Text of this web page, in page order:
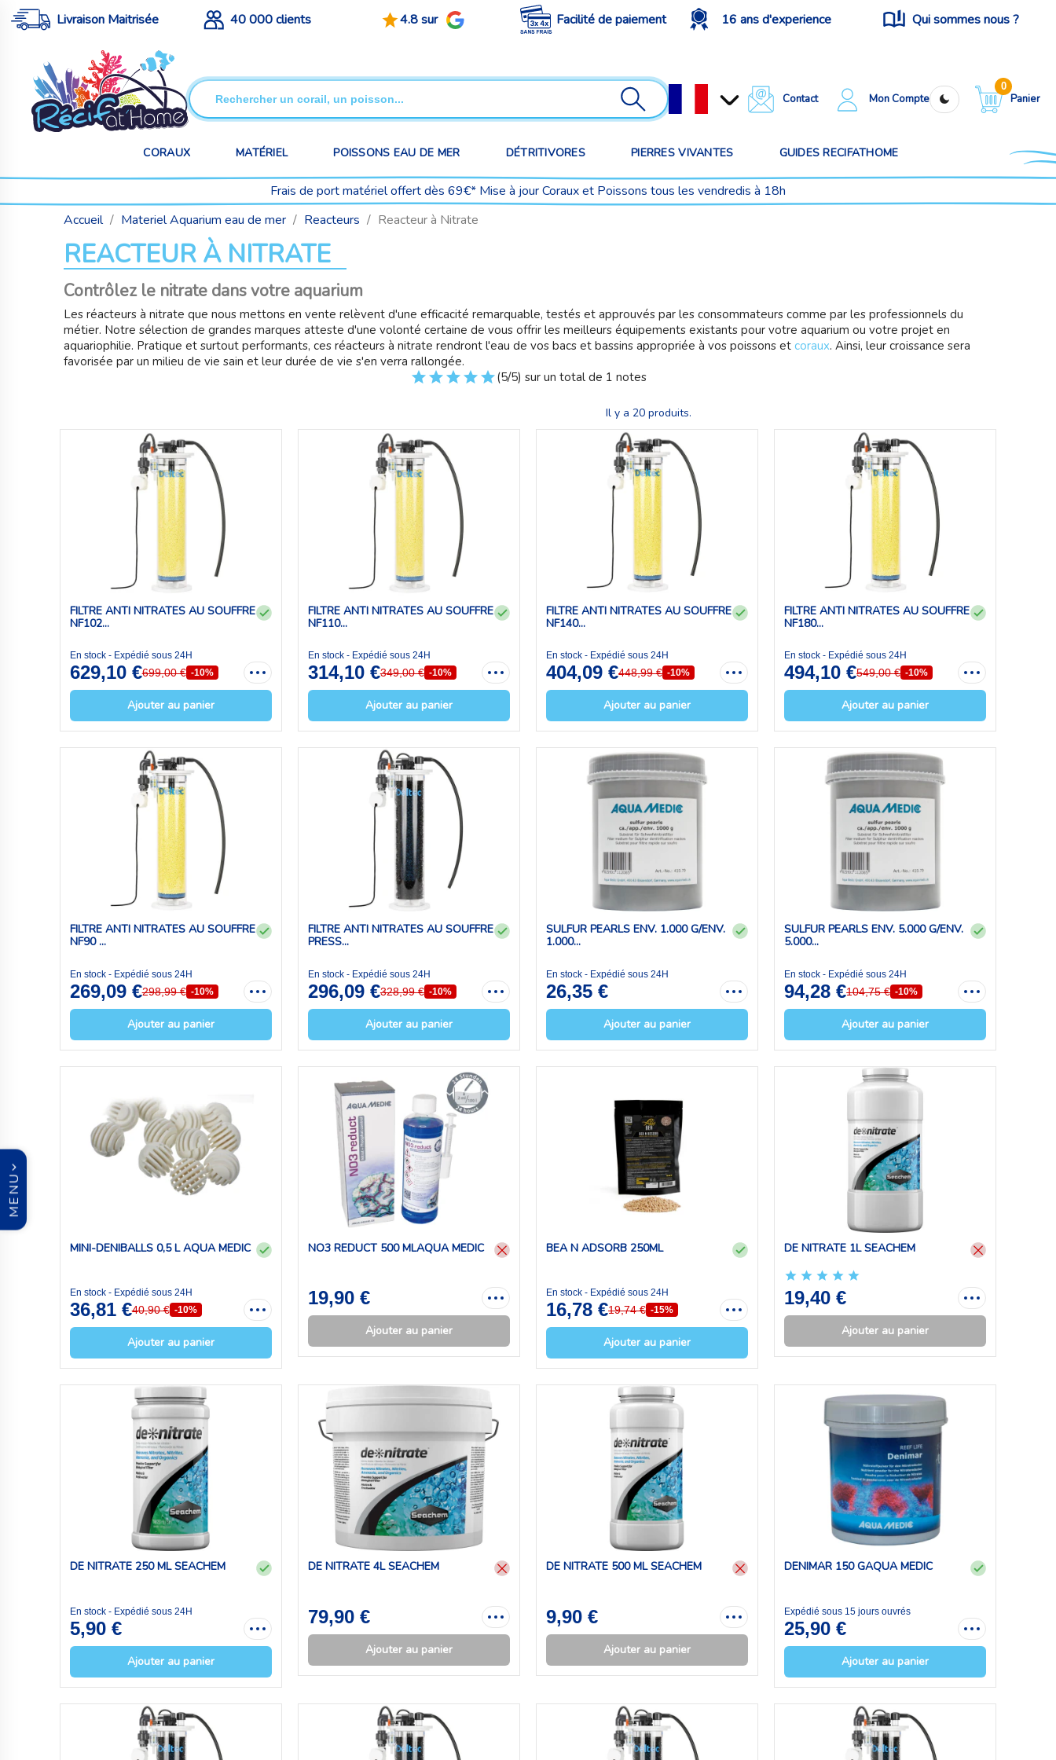
Livraison Maitrisée 40 000 clients 4.8 sur Facilité de paiement 16 ans d'experience Qui sommes nous ?
Contact Mon Compte
0
Panier
CORAUX MATÉRIEL POISSONS EAU DE MER DÉTRITIVORES PIERRES VIVANTES GUIDES RECIFATHOME
Frais de port matériel offert dès 69€* Mise à jour Coraux et Poissons tous les vendredis à 18h
Accueil
Materiel Aquarium eau de mer Reacteurs Reacteur à Nitrate
REACTEUR À NITRATE
Contrôlez le nitrate dans votre aquarium
Les réacteurs à nitrate que nous mettons en vente relèvent d'une efficacité remarquable, testés et approuvés par les consommateurs comme par les professionnels du
métier. Notre sélection de grandes marques atteste d'une volonté certaine de vous offrir les meilleurs équipements existants pour votre aquarium ou votre projet en
aquariophilie. Pratique et surtout performants, ces réacteurs à nitrate rendront l'eau de vos bacs et bassins appropriée à vos poissons et coraux. Ainsi, leur croissance sera
favorisée par un milieu de vie sain et leur durée de vie s'en verra rallongée.
(5/5) sur un total de 1 notes
Il y a 20 produits.
FILTRE ANTI NITRATES AU SOUFFRE
NF102...
En stock - Expédié sous 24H
629,10 €699,00 € -10%
Ajouter au panier
FILTRE ANTI NITRATES AU SOUFFRE
NF110...
En stock - Expédié sous 24H
314,10 €349,00 € -10%
Ajouter au panier
FILTRE ANTI NITRATES AU SOUFFRE
NF140...
En stock - Expédié sous 24H
404,09 €448,99 € -10%
Ajouter au panier
FILTRE ANTI NITRATES AU SOUFFRE
NF180...
En stock - Expédié sous 24H
494,10 €549,00 € -10%
Ajouter au panier
FILTRE ANTI NITRATES AU SOUFFRE
NF90 ...
En stock - Expédié sous 24H
269,09 €298,99 € -10%
Ajouter au panier
FILTRE ANTI NITRATES AU SOUFFRE
PRESS...
En stock - Expédié sous 24H
296,09 €328,99 € -10%
Ajouter au panier
SULFUR PEARLS ENV. 1.000 G/ENV.
1.000...
En stock - Expédié sous 24H
26,35 €
Ajouter au panier
SULFUR PEARLS ENV. 5.000 G/ENV.
5.000...
En stock - Expédié sous 24H
94,28 €104,75 € -10%
Ajouter au panier
MINI-DENIBALLS 0,5 L AQUA MEDIC
En stock - Expédié sous 24H
36,81 €40,90 € -10%
Ajouter au panier
NO3 REDUCT 500 MLAQUA MEDIC
19,90 €
Ajouter au panier
BEA N ADSORB 250ML
En stock - Expédié sous 24H
16,78 €19,74 € -15%
Ajouter au panier
DE NITRATE 1L SEACHEM
19,40 €
Ajouter au panier
DE NITRATE 250 ML SEACHEM
En stock - Expédié sous 24H
5,90 €
Ajouter au panier
DE NITRATE 4L SEACHEM
79,90 €
Ajouter au panier
DE NITRATE 500 ML SEACHEM
9,90 €
Ajouter au panier
DENIMAR 150 GAQUA MEDIC
Expédié sous 15 jours ouvrés
25,90 €
Ajouter au panier
MENU